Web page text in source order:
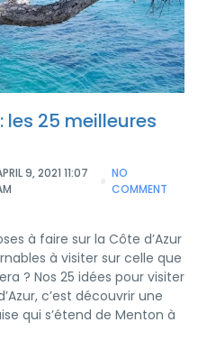
les 25 meilleures
9, 2021 11:07
NO
COMMENT
à faire sur la Côte d’Azur
à visiter sur celle que
? Nos 25 idées pour visiter
c’est découvrir une
qui s’étend de Menton à